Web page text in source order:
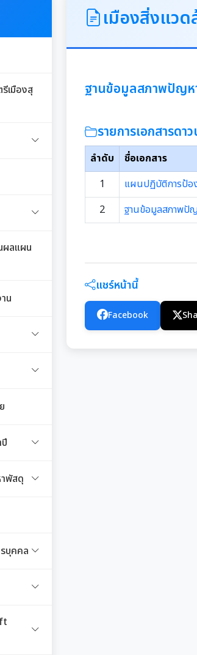
เมืองสุ
ผลแผน
น
การ
พึงพอใจ
บุคคล
จำปี
มาณ
พัสดุ
นการ
การ
าร
บุคคล
นา
รัพยากร
งเรียน
เมืองสิ่งแว
ฐานข้อมูลสภาพปัญห
รายการเอกสารดา
ลำดับ ชื่อเอกสาร
1
แผนปฏิบัติการป้อ
2
ฐานข้อมูลสภาพปั
แชร์หน้านี้
Facebook